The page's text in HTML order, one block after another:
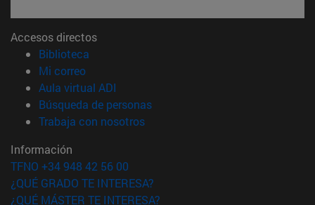
Accesos directos
Biblioteca
Mi correo(abre en nueva ventana)
Aula virtual ADI
Búsqueda de personas(abre en nueva ventana)
Trabaja con nosotros(abre en nueva ventana)
Información
TFNO +34 948 42 56 00
¿QUÉ GRADO TE INTERESA?
¿QUÉ MÁSTER TE INTERESA?